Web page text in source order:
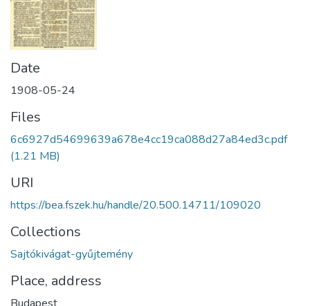
About us
Date
1908-05-24
Files
6c6927d54699639a678e4cc19ca088d27a84ed3c.pdf
(1.21 MB)
URI
https://bea.fszek.hu/handle/20.500.14711/109020
Collections
Sajtókivágat-gyűjtemény
Place, address